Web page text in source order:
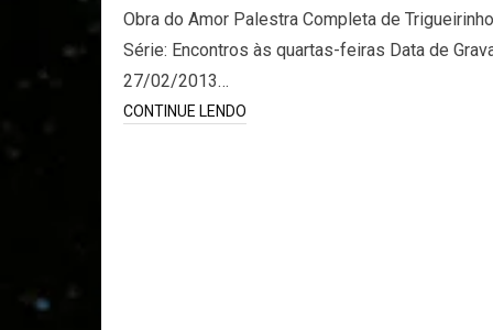
Obra do Amor Palestra Completa de
Série: Encontros às quartas-feiras Data de
27/02/2013…
CONTINUE LENDO